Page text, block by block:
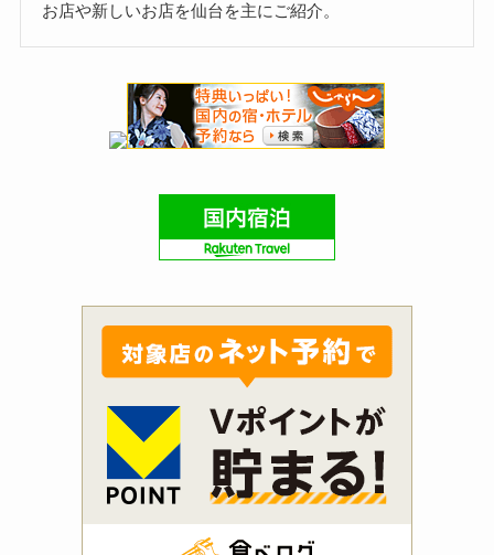
お店や新しいお店を仙台を主にご紹介。